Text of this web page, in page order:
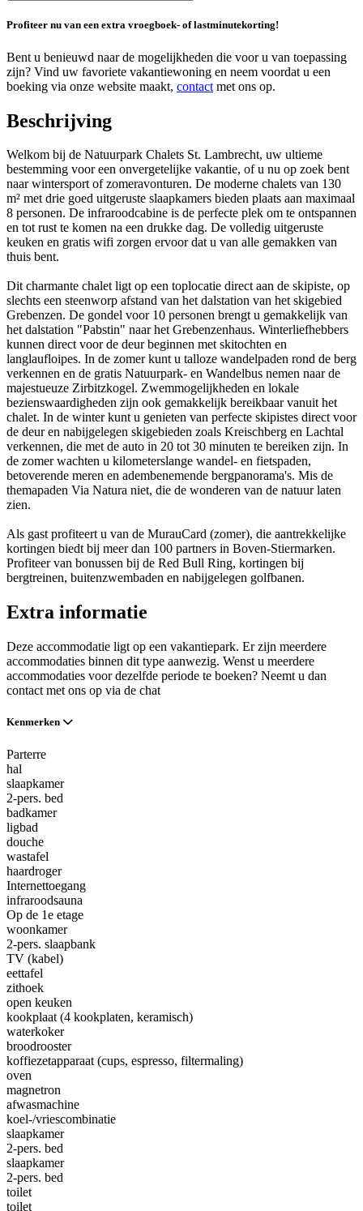
Profiteer nu van een extra vroegboek- of lastminutekorting!
Bent u benieuwd naar de mogelijkheden die voor u van toepassing
zijn? Vind uw favoriete vakantiewoning en neem voordat u een
boeking via onze website maakt, contact met ons op.
Beschrijving
Welkom bij de Natuurpark Chalets St. Lambrecht, uw ultieme
bestemming voor een onvergetelijke vakantie, of u nu op zoek bent
naar wintersport of zomeravonturen. De moderne chalets van 130
m² met drie goed uitgeruste slaapkamers bieden plaats aan maximaal
8 personen. De infraroodcabine is de perfecte plek om te ontspannen
en tot rust te komen na een drukke dag. De volledig uitgeruste
keuken en gratis wifi zorgen ervoor dat u van alle gemakken van
thuis bent.
Dit charmante chalet ligt op een toplocatie direct aan de skipiste, op
slechts een steenworp afstand van het dalstation van het skigebied
Grebenzen. De gondel voor 10 personen brengt u gemakkelijk van
het dalstation "Pabstin" naar het Grebenzenhaus. Winterliefhebbers
kunnen direct voor de deur beginnen met skitochten en
langlaufloipes. In de zomer kunt u talloze wandelpaden rond de berg
verkennen en de gratis Natuurpark- en Wandelbus nemen naar de
majestueuze Zirbitzkogel. Zwemmogelijkheden en lokale
bezienswaardigheden zijn ook gemakkelijk bereikbaar vanuit het
chalet. In de winter kunt u genieten van perfecte skipistes direct voor
de deur en nabijgelegen skigebieden zoals Kreischberg en Lachtal
verkennen, die met de auto in 20 tot 30 minuten te bereiken zijn. In
de zomer wachten u kilometerslange wandel- en fietspaden,
betoverende meren en adembenemende bergpanorama's. Mis de
themapaden Via Natura niet, die de wonderen van de natuur laten
zien.
Als gast profiteert u van de MurauCard (zomer), die aantrekkelijke
kortingen biedt bij meer dan 100 partners in Boven-Stiermarken.
Profiteer van bonussen bij de Red Bull Ring, kortingen bij
bergtreinen, buitenzwembaden en nabijgelegen golfbanen.
Extra informatie
Deze accommodatie ligt op een vakantiepark. Er zijn meerdere
accommodaties binnen dit type aanwezig. Wenst u meerdere
accommodaties voor dezelfde periode te boeken? Neemt u dan
contact met ons op via de chat
Kenmerken
Parterre
hal
slaapkamer
2-pers. bed
badkamer
ligbad
douche
wastafel
haardroger
Internettoegang
infraroodsauna
Op de 1e etage
woonkamer
2-pers. slaapbank
TV (kabel)
eettafel
zithoek
open keuken
kookplaat (4 kookplaten, keramisch)
waterkoker
broodrooster
koffiezetapparaat (cups, espresso, filtermaling)
oven
magnetron
afwasmachine
koel-/vriescombinatie
slaapkamer
2-pers. bed
slaapkamer
2-pers. bed
toilet
toilet